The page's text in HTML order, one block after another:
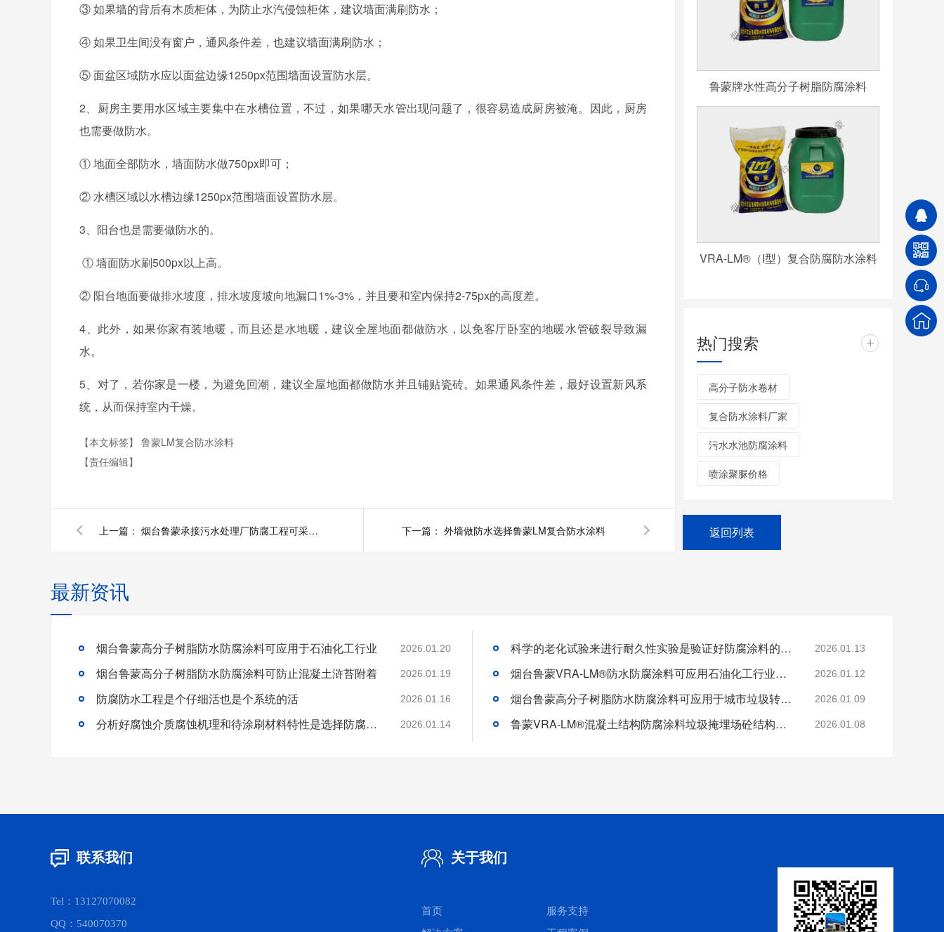
③ 如果墙的背后有木质柜体，为防止水汽侵蚀柜体，建议墙面满刷防水；
④ 如果卫生间没有窗户，通风条件差，也建议墙面满刷防水；
⑤ 面盆区域防水应以面盆边缘1250px范围墙面设置防水层。
2、厨房主要用水区域主要集中在水槽位置，不过，如果哪天水管出现问题了，很容易造成厨房被淹。因此，厨房
也需要做防水。
① 地面全部防水，墙面防水做750px即可；
② 水槽区域以水槽边缘1250px范围墙面设置防水层。
3、阳台也是需要做防水的。
① 墙面防水刷500px以上高。
② 阳台地面要做排水坡度，排水坡度坡向地漏口1%-3% ，并且要和室内保持2-75px的高度差。
4、此外，如果你家有装地暖，而且还是水地暖，建议全屋地面都做防水，以免客厅卧室的地暖水管破裂导致漏
水。
5、对了，若你家是一楼，为避免回潮，建议全屋地面都做防水并且铺贴瓷砖。如果通风条件差，最好设置新风系
统，从而保持室内干燥。
【本文标签】 鲁蒙LM复合防水涂料
【责任编辑】
上一篇： 烟台鲁蒙承接污水处理厂防腐工程可采取包工包料施工方式 下一篇： 外墙做防水选择鲁蒙LM复合防水涂料
鲁蒙牌水性高分子树脂防腐涂料
VRA-LM®（I型）复合防腐防水涂料
热门搜索 +
高分子防水卷材
复合防水涂料厂家
污水水池防腐涂料
喷涂聚脲价格
返回列表
最新资讯
烟台鲁蒙高分子树脂防水防腐涂料可应用于石油化工行业 2026.01.20
烟台鲁蒙高分子树脂防水防腐涂料可防止混凝土浒苔附着 2026.01.19
防腐防水工程是个仔细活也是个系统的活 2026.01.16
分析好腐蚀介质腐蚀机理和待涂刷材料特性是选择防腐涂料的基础 2026.01.14
科学的老化试验来进行耐久性实验是验证好防腐涂料的途径 2026.01.13
烟台鲁蒙VRA-LM®防水防腐涂料可应用石油化工行业防腐防水 2026.01.12
烟台鲁蒙高分子树脂防水防腐涂料可应用于城市垃圾转运车 2026.01.09
鲁蒙VRA-LM®混凝土结构防腐涂料垃圾掩埋场砼结构防腐 2026.01.08
联系我们
Tel：13127070082
QQ：540070370
关于我们
首页
服务支持